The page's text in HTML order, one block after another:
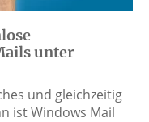
unter
und gleichzeitig
ist Windows Mail